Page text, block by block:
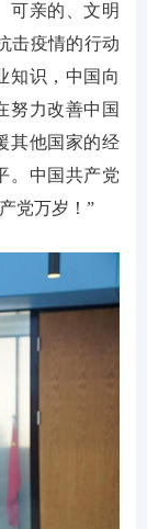
可亲的、文明
击疫情的行动
知识，中国向
努力改善中国
其他国家的经
。中国共产党
党万岁！”